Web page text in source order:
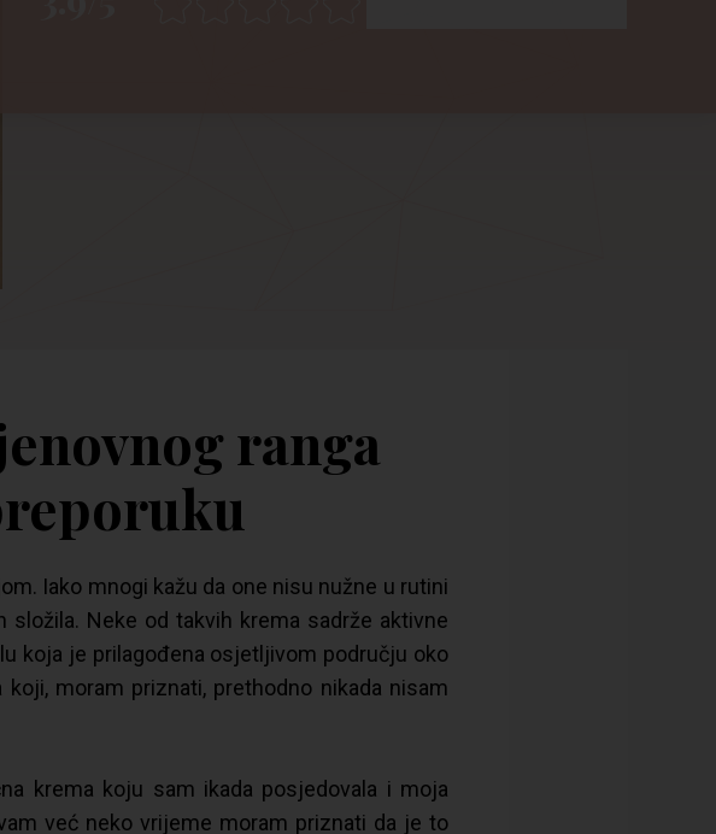
ranga
Iako mnogi kažu da one nisu nužne u rutini
Neke od takvih krema sadrže aktivne
koja je prilagođena osjetljivom području oko
moram priznati, prethodno nikada nisam
krema koju sam ikada posjedovala i moja
već neko vrijeme moram priznati da je to